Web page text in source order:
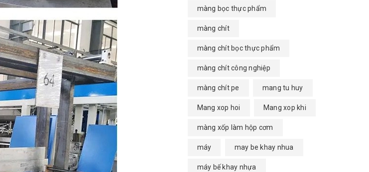
màng bọc thực phẩm
màng chít
màng chít bọc thực phẩm
màng chít công nghiệp
màng chít pe mang tu huy
Mang xop hoi Mang xop khi
màng xốp làm hộp cơm
máy may be khay nhua
máy bế khay nhựa